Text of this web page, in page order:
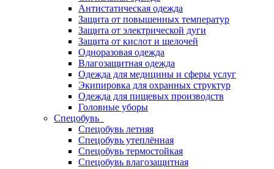
Антистатическая одежда
Защита от повышенных температур
Защита от электрической дуги
Защита от кислот и щелочей
Одноразовая одежда
Влагозащитная одежда
Одежда для медицины и сферы услуг
Экипировка для охранных структур
Одежда для пищевых производств
Головные уборы
Спецобувь
Спецобувь летняя
Спецобувь утеплённая
Спецобувь термостойкая
Спецобувь влагозащитная